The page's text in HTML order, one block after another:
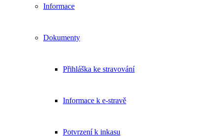
Informace
Dokumenty
Přihláška ke stravování
Informace k e-stravě
Potvrzení k inkasu